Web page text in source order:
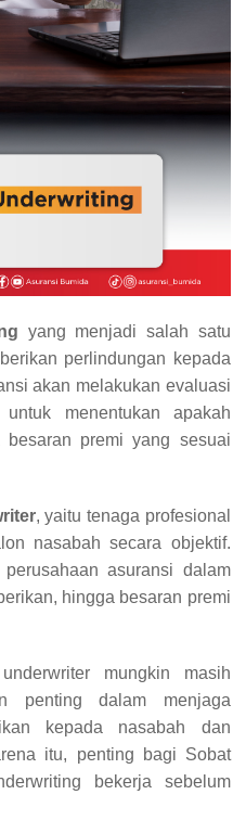
yang menjadi salah satu
perlindungan kepada
akan melakukan evaluasi
menentukan apakah
besaran premi yang sesuai
, yaitu tenaga profesional
nasabah secara objektif.
asuransi dalam
hingga besaran premi
mungkin masih
penting dalam menjaga
kepada nasabah dan
itu, penting bagi Sobat
bekerja sebelum